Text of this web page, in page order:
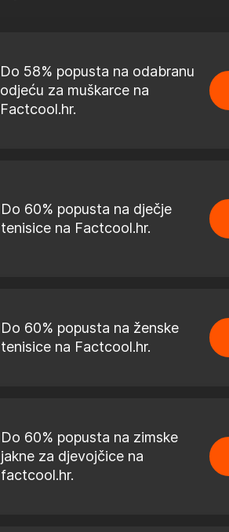
Do 58% popusta na odabranu
odjeću za muškarce na
Factcool.hr.
Do 60% popusta na dječje
tenisice na Factcool.hr.
Do 60% popusta na ženske
tenisice na Factcool.hr.
Do 60% popusta na zimske
jakne za djevojčice na
factcool.hr.